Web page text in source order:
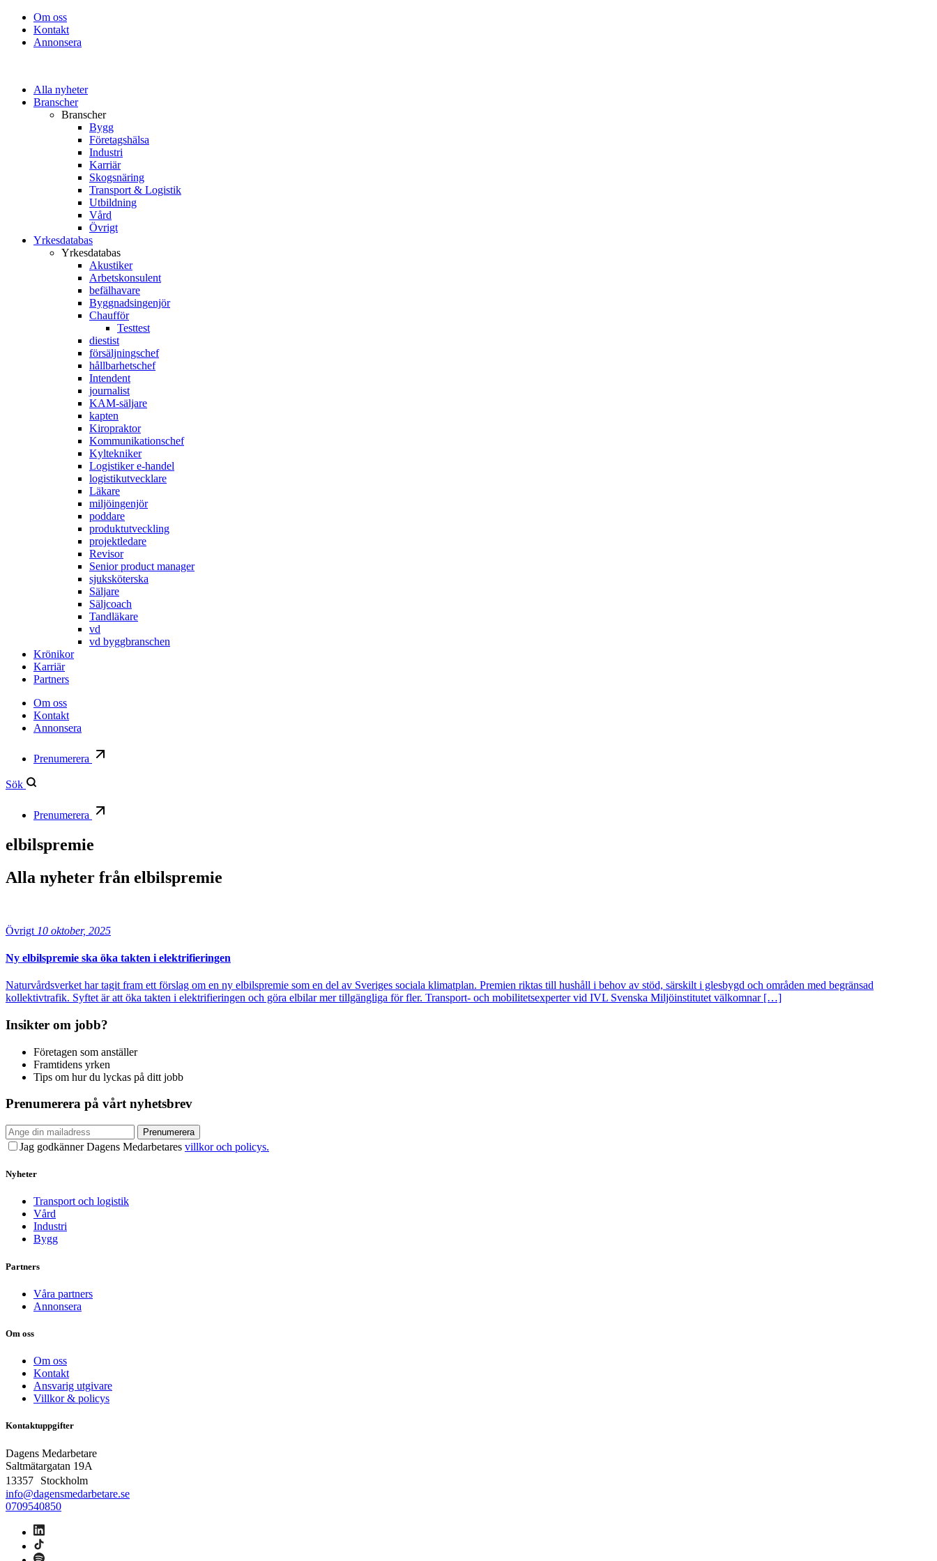
Om oss
Kontakt
Annonsera
Alla nyheter
Branscher
Branscher
Bygg
Företagshälsa
Industri
Karriär
Skogsnäring
Transport & Logistik
Utbildning
Vård
Övrigt
Yrkesdatabas
Yrkesdatabas
Akustiker
Arbetskonsulent
befälhavare
Byggnadsingenjör
Chaufför
Testtest
diestist
försäljningschef
hållbarhetschef
Intendent
journalist
KAM-säljare
kapten
Kiropraktor
Kommunikationschef
Kyltekniker
Logistiker e-handel
logistikutvecklare
Läkare
miljöingenjör
poddare
produktutveckling
projektledare
Revisor
Senior product manager
sjuksköterska
Säljare
Säljcoach
Tandläkare
vd
vd byggbranschen
Krönikor
Karriär
Partners
Om oss
Kontakt
Annonsera
Prenumerera
Sök
Prenumerera
elbilspremie
Alla nyheter från elbilspremie
Övrigt 10 oktober, 2025
Ny elbilspremie ska öka takten i elektrifieringen
Naturvårdsverket har tagit fram ett förslag om en ny elbilspremie som en del av Sveriges sociala klimatplan. Premien riktas till hushåll i behov av stöd, särskilt i glesbygd och områden med begränsad
kollektivtrafik. Syftet är att öka takten i elektrifieringen och göra elbilar mer tillgängliga för fler. Transport- och mobilitetsexperter vid IVL Svenska Miljöinstitutet välkomnar […]
Insikter om jobb?
Företagen som anställer
Framtidens yrken
Tips om hur du lyckas på ditt jobb
Prenumerera på vårt nyhetsbrev
Prenumerera
Jag godkänner Dagens Medarbetares villkor och policys.
Nyheter
Transport och logistik
Vård
Industri
Bygg
Partners
Våra partners
Annonsera
Om oss
Om oss
Kontakt
Ansvarig utgivare
Villkor & policys
Kontaktuppgifter
Dagens Medarbetare
Saltmätargatan 19A
13357 Stockholm
info@dagensmedarbetare.se
0709540850